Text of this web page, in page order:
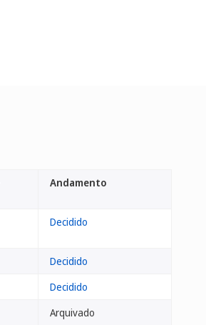
Andamento
Decidido
Decidido
Decidido
Arquivado